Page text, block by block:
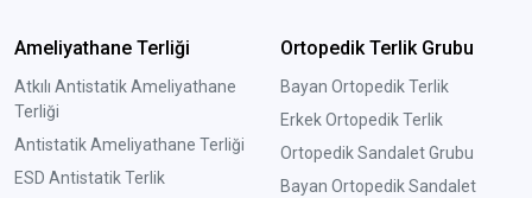
Ameliyathane Terliği
Atkılı Antistatik Ameliyathane
Terliği
Antistatik Ameliyathane Terliği
ESD Antistatik Terlik
Ortopedik Terlik Grubu
Bayan Ortopedik Terlik
Erkek Ortopedik Terlik
Ortopedik Sandalet Grubu
Bayan Ortopedik Sandalet